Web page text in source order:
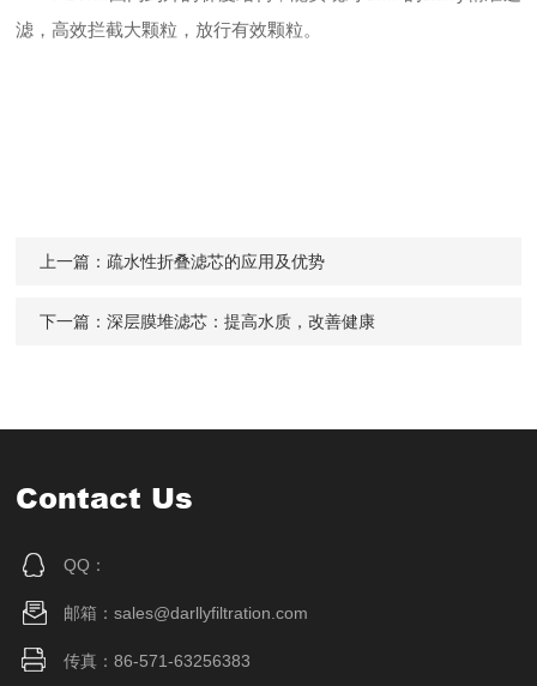
滤，高效拦截大颗粒，放行有效颗粒。
上一篇： 疏水性折叠滤芯的应用及优势
下一篇：深层膜堆滤芯：提高水质，改善健康
Contact Us
QQ：
邮箱：sales@darllyfiltration.com
传真：86-571-63256383